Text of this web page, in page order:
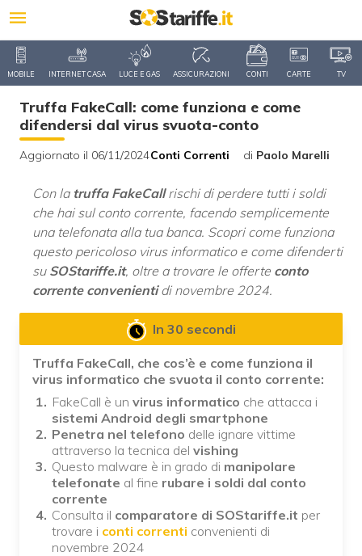
MOBILE INTERNET CASA LUCE E GAS ASSICURAZIONI CONTI CARTE TV
Truffa FakeCall: come funziona e come
difendersi dal virus svuota-conto
Aggiornato il 06/11/2024Conti Correnti di Paolo Marelli
Con la truffa FakeCallrischi di perdere tutti i soldi
che hai sul conto corrente, facendo semplicemente
una telefonata alla tua banca. Scopri come funziona
questo pericoloso virus informatico e come difenderti
su SOStariffe.it, oltre a trovare le offerte conto
corrente convenientidi novembre 2024.
In 30 secondi
Truffa FakeCall, che cos’è e come funziona il
virus informatico che svuota il conto corrente:
FakeCall è un virus informatico che attacca i
sistemi Android degli smartphone
Penetra nel telefono delle ignare vittime
attraverso la tecnica del vishing
Questo malware è in grado di manipolare
telefonate al fine rubare i soldi dal conto
corrente
Consulta il comparatore di SOStariffe.it per
trovare i conti correnti convenienti di
novembre 2024